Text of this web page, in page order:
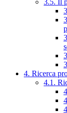
4. Ricerca
4.1.